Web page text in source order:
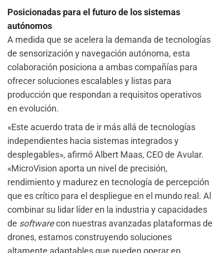
Posicionadas para el futuro de los sistemas
autónomos
A medida que se acelera la demanda de tecnologías
de sensorización y navegación autónoma, esta
colaboración posiciona a ambas compañías para
ofrecer soluciones escalables y listas para
producción que respondan a requisitos operativos
en evolución.
«Este acuerdo trata de ir más allá de tecnologías
independientes hacia sistemas integrados y
desplegables», afirmó Albert Maas, CEO de Avular.
«MicroVision aporta un nivel de precisión,
rendimiento y madurez en tecnología de percepción
que es crítico para el despliegue en el mundo real. Al
combinar su lidar líder en la industria y capacidades
de softwarecon nuestras avanzadas plataformas de
drones, estamos construyendo soluciones
altamente adaptables que pueden operar en